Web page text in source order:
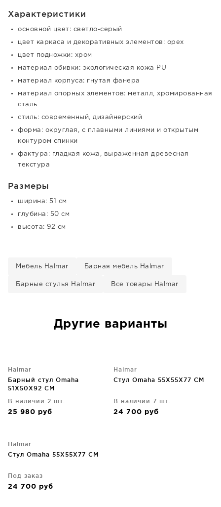
Характеристики
основной цвет: светло-серый
цвет каркаса и декоративных элементов: орех
цвет подножки: хром
материал обивки: экологическая кожа PU
материал корпуса: гнутая фанера
материал опорных элементов: металл, хромированная
сталь
стиль: современный, дизайнерский
форма: округлая, с плавными линиями и открытым
контуром спинки
фактура: гладкая кожа, выраженная древесная
текстура
Размеры
ширина: 51 см
глубина: 50 см
высота: 92 см
Мебель Halmar Барная мебель Halmar
Барные стулья Halmar Все товары Halmar
Другие варианты
Halmar
Барный стул Omaha
51X50X92 CM
В наличии 2 шт.
25 980 руб
Halmar
Стул Omaha 55X55X77 CM
В наличии 7 шт.
24 700 руб
Halmar
Стул Omaha 55X55X77 CM
Под заказ
24 700 руб